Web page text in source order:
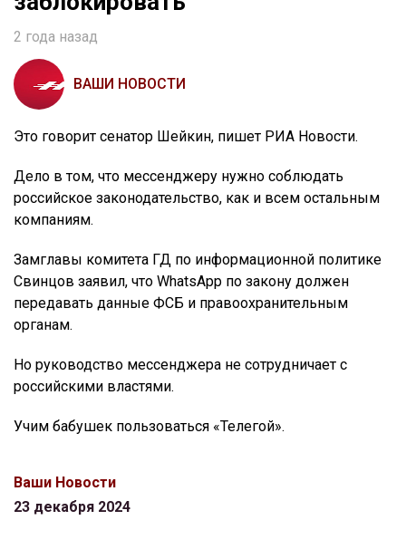
2 года назад
ВАШИ НОВОСТИ
Это говорит сенатор Шейкин, пишет РИА Новости.
Дело в том, что мессенджеру нужно соблюдать
российское законодательство, как и всем остальным
компаниям.
Замглавы комитета ГД по информационной политике
Свинцов заявил, что WhatsApp по закону должен
передавать данные ФСБ и правоохранительным
органам.
Но руководство мессенджера не сотрудничает с
российскими властями.
Учим бабушек пользоваться «Телегой».
Ваши Новости
23 декабря 2024